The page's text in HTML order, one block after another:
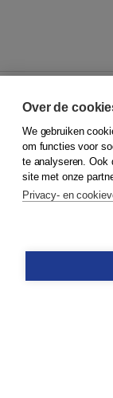
© 2026Koninklijke
Klantenservice
Service &
Contact
Over de
We gebruiken
om functies voor
te analyseren. Ook
site met onze
Privacy- en